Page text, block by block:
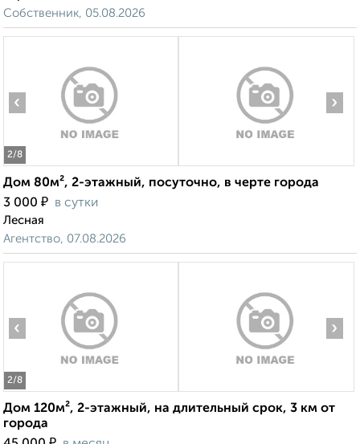
Собственник, 05.08.2026
2/8
‹ ›
Дом 80м², 2-этажный, посуточно, в черте города
3 000 ₽ в сутки
Лесная
Агентство, 07.08.2026
2/8
‹ ›
Дом 120м², 2-этажный, на длительный срок, 3 км от
города